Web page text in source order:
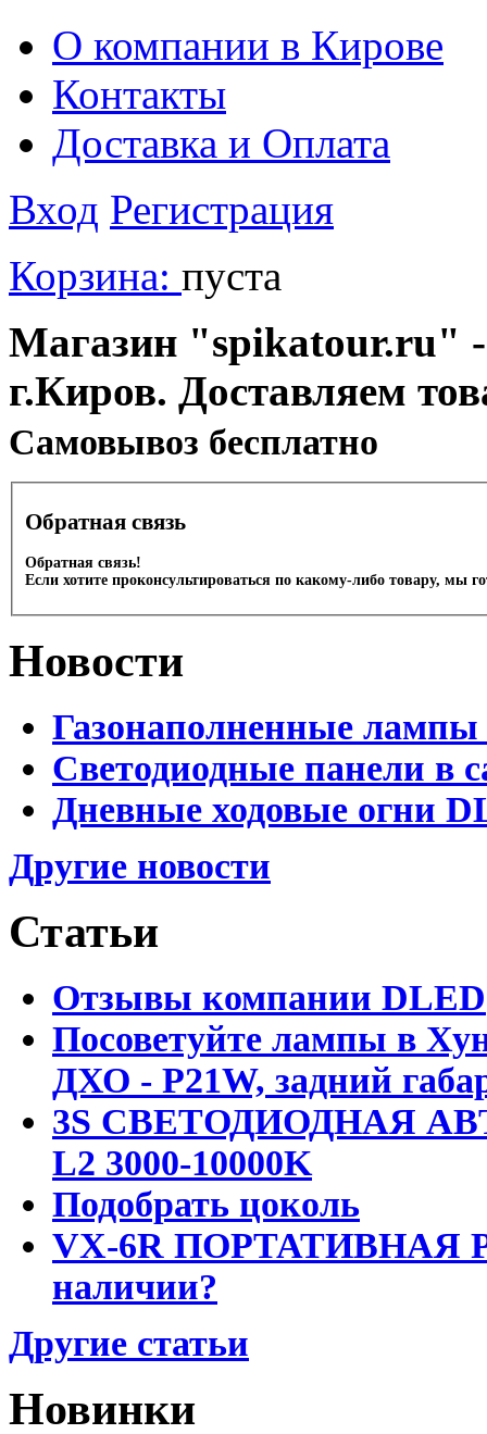
О компании в Кирове
Контакты
Доставка и Оплата
Вход Регистрация
Корзина: пуста
Магазин "spikatour.ru" -
г.Киров. Доставляем
Cамовывоз бесплатно
Обратная связь
Обратная связь!
Если хотите проконсультироваться по какому-либо товару, мы
Новости
Газонаполненные
Светодиодные панели в
Дневные ходовые огни
Другие новости
Статьи
Отзывы компании DLED
Посоветуйте лампы в
ДХО - P21W, задний
3S СВЕТОДИОДНАЯ
L2 3000-10000K
Подобрать цоколь
VX-6R ПОРТАТИВНАЯ
наличии?
Другие статьи
Новинки